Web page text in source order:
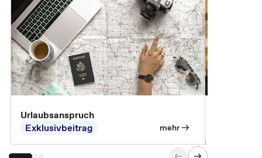
Urlaubsanspruch
Exklusivbeitrag
mehr